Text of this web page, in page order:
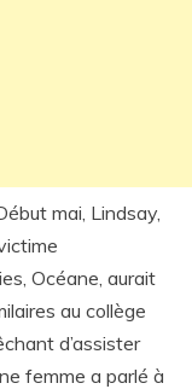
mai, Lindsay,
Océane, aurait
au collège
d’assister
femme a parlé à